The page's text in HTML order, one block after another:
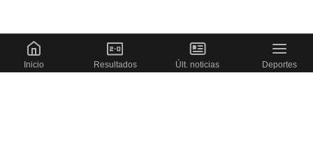
Inicio Resultados Últ. noticias Deportes